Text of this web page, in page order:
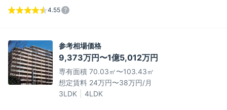
4.55
参考相場価格
9,373万円〜1億5,012万円
専有面積 70.03㎡〜103.43㎡
想定賃料 24万円〜38万円/月
3LDK
4LDK